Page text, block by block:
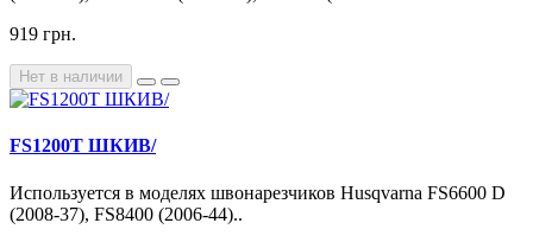
919 грн.
Нет в наличии
FS1200T ШКИВ/
Используется в моделях швонарезчиков Husqvarna FS6600 D
(2008-37), FS8400 (2006-44)..